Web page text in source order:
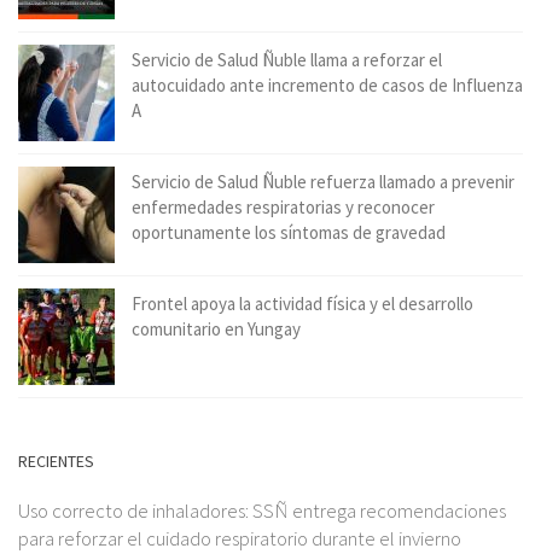
Servicio de Salud Ñuble llama a reforzar el
autocuidado ante incremento de casos de Influenza
A
Servicio de Salud Ñuble refuerza llamado a prevenir
enfermedades respiratorias y reconocer
oportunamente los síntomas de gravedad
Frontel apoya la actividad física y el desarrollo
comunitario en Yungay
RECIENTES
Uso correcto de inhaladores: SSÑ entrega recomendaciones
para reforzar el cuidado respiratorio durante el invierno